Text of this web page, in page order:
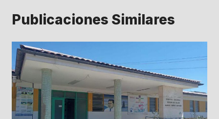
Publicaciones Similares